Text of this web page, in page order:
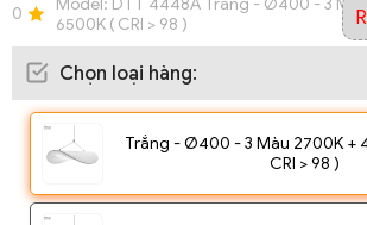
0 Model: DTT 4448A Trắng - Ø400 - 3 Màu
6500K ( CRI > 98 )
Chọn loại hàng:
Trắng - Ø400 - 3 Màu 2700K +
CRI > 98 )